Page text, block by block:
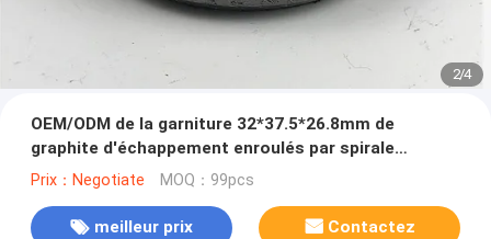
2/4
OEM/ODM de la garniture 32*37.5*26.8mm de
graphite d'échappement enroulés par spirale
automatique de moteur
Prix：Negotiate MOQ：99pcs
meilleur prix Contactez